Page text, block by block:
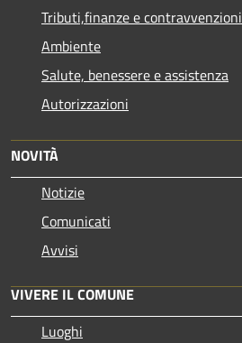
Tributi,finanze e contravvenzioni
Ambiente
Salute, benessere e assistenza
Autorizzazioni
NOVITÀ
Notizie
Comunicati
Avvisi
VIVERE IL COMUNE
Luoghi